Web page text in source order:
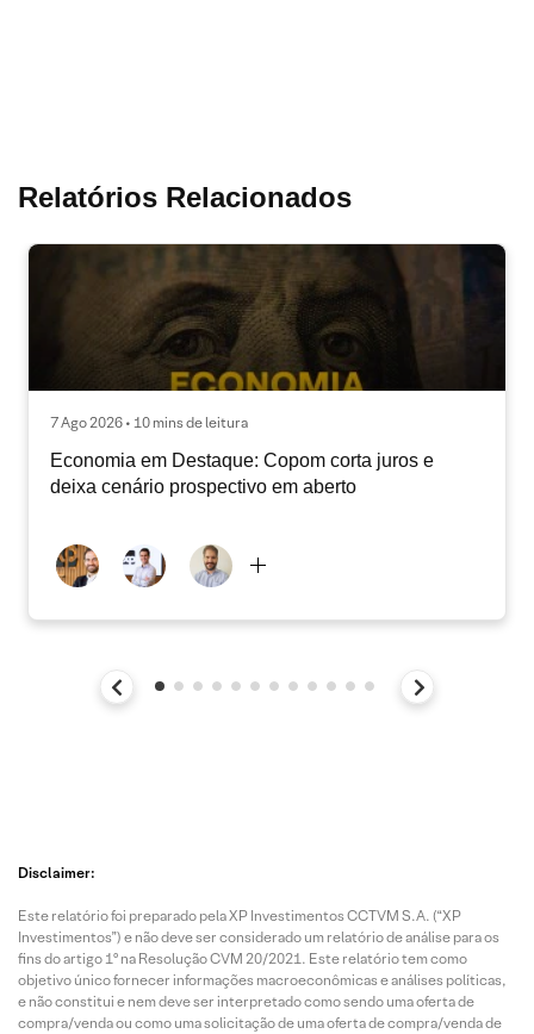
Relatórios Relacionados
7 Ago 2026 • 10 mins de leitura
Economia em Destaque: Copom corta juros e
deixa cenário prospectivo em aberto
Disclaimer:
Este relatório foi preparado pela XP Investimentos CCTVM S.A. (“XP
Investimentos”) e não deve ser considerado um relatório de análise para os
fins do artigo 1º na Resolução CVM 20/2021. Este relatório tem como
objetivo único fornecer informações macroeconômicas e análises políticas,
e não constitui e nem deve ser interpretado como sendo uma oferta de
compra/venda ou como uma solicitação de uma oferta de compra/venda de